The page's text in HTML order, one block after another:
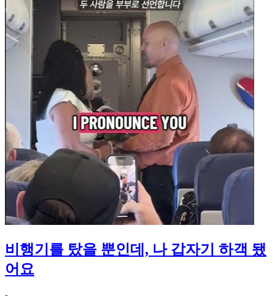
비행기를 탔을 뿐인데, 나 갑자기 하객 됐
어요